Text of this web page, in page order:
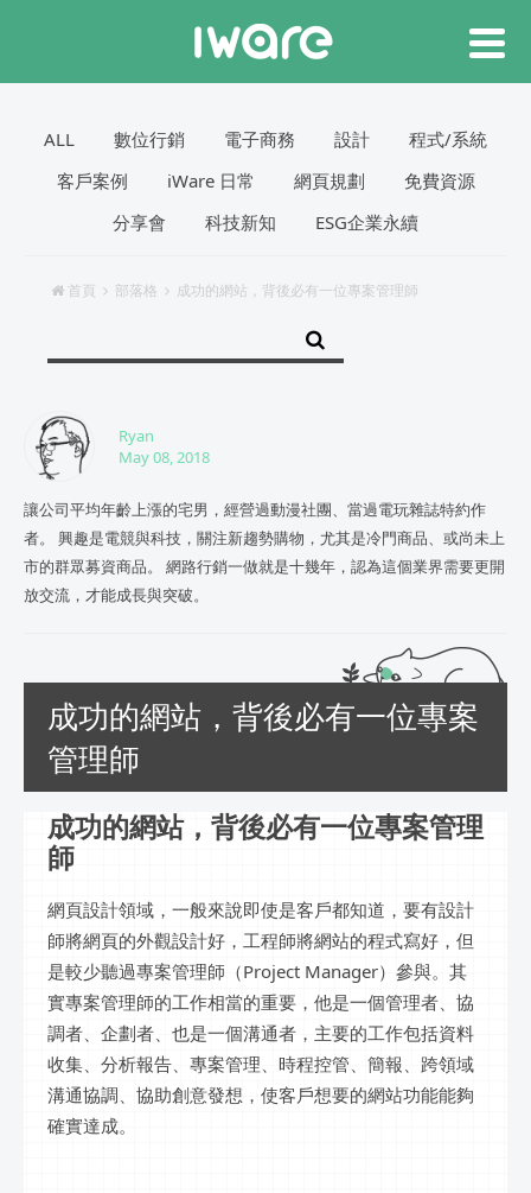
ALL 數位行銷 電子商務 設計
程式/系統
客戶案例
iWare 日常 網頁規劃
免費資源
分享會
科技新知 ESG企業永續
首頁 部落格 成功的網站，背後必有一位專案管理師
Ryan
May 08, 2018
讓公司平均年齡上漲的宅男，經營過動漫社團、當過電玩雜誌特約作
者。 興趣是電競與科技，關注新趨勢購物，尤其是冷門商品、或尚未上
市的群眾募資商品。 網路行銷一做就是十幾年，認為這個業界需要更開
放交流，才能成長與突破。
成功的網站，背後必有一位專案
管理師
成功的網站，背後必有一位專案管理
師
網頁設計領域，一般來說即使是客戶都知道，要有設計
師將網頁的外觀設計好，工程師將網站的程式寫好，但
是較少聽過專案管理師（Project Manager）參與。其
實專案管理師的工作相當的重要，他是一個管理者、協
調者、企劃者、也是一個溝通者，主要的工作包括資料
收集、分析報告、專案管理、時程控管、簡報、跨領域
溝通協調、協助創意發想，使客戶想要的網站功能能夠
確實達成。